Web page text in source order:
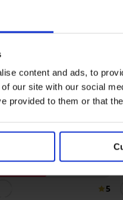
content and ads, to
our site with our social
provided to them or that
5